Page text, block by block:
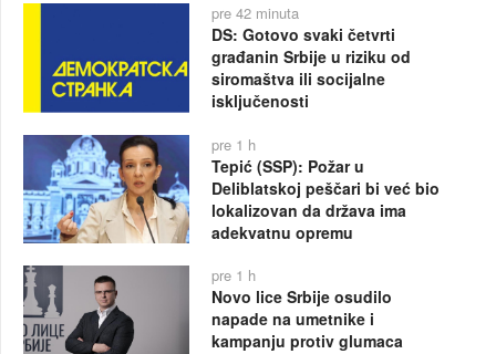
pre 42 minuta
DS: Gotovo svaki četvrti
građanin Srbije u riziku od
siromaštva ili socijalne
isključenosti
pre 1 h
Tepić (SSP): Požar u
Deliblatskoj peščari bi već bio
lokalizovan da država ima
adekvatnu opremu
pre 1 h
Novo lice Srbije osudilo
napade na umetnike i
kampanju protiv glumaca